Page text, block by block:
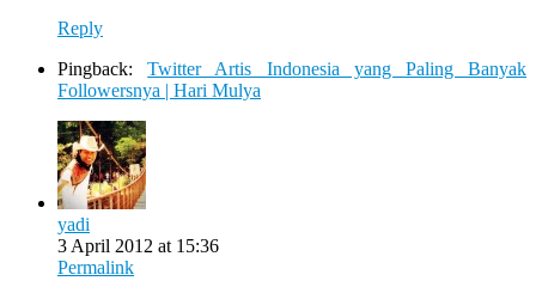
Reply
Pingback:Twitter Artis Indonesia yang Paling Banyak
Followersnya | Hari Mulya
yadi
3 April 2012 at 15:36
Permalink